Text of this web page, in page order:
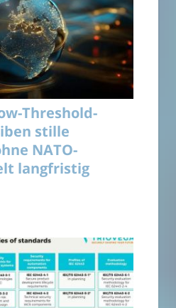
Threshold-
stille
NATO-
langfristig